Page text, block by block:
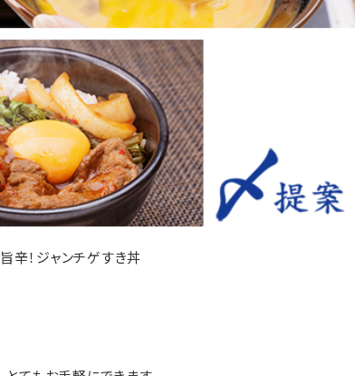
辛！ジャンチゲすき丼